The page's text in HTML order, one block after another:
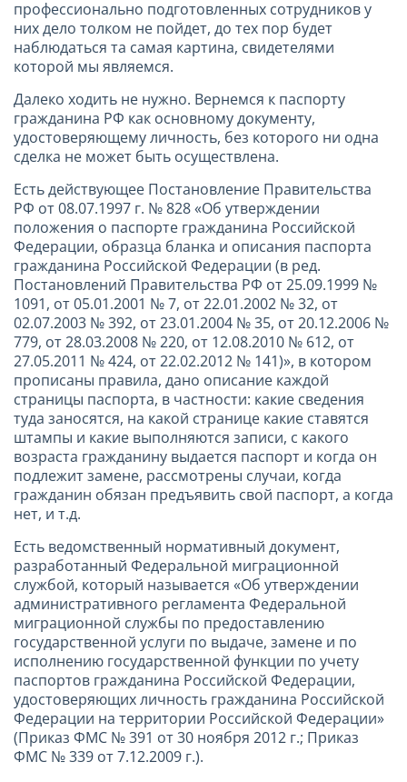
профессионально подготовленных сотрудников у
них дело толком не пойдет, до тех пор будет
наблюдаться та самая картина, свидетелями
которой мы являемся.
Далеко ходить не нужно. Вернемся к паспорту
гражданина РФ как основному документу,
удостоверяющему личность, без которого ни одна
сделка не может быть осуществлена.
Есть действующее Постановление Правительства
РФ от 08.07.1997 г. № 828 «Об утверждении
положения о паспорте гражданина Российской
Федерации, образца бланка и описания паспорта
гражданина Российской Федерации (в ред.
Постановлений Правительства РФ от 25.09.1999 №
1091, от 05.01.2001 № 7, от 22.01.2002 № 32, от
02.07.2003 № 392, от 23.01.2004 № 35, от 20.12.2006 №
779, от 28.03.2008 № 220, от 12.08.2010 № 612, от
27.05.2011 № 424, от 22.02.2012 № 141)», в котором
прописаны правила, дано описание каждой
страницы паспорта, в частности: какие сведения
туда заносятся, на какой странице какие ставятся
штампы и какие выполняются записи, с какого
возраста гражданину выдается паспорт и когда он
подлежит замене, рассмотрены случаи, когда
гражданин обязан предъявить свой паспорт, а когда
нет, и т.д.
Есть ведомственный нормативный документ,
разработанный Федеральной миграционной
службой, который называется «Об утверждении
административного регламента Федеральной
миграционной службы по предоставлению
государственной услуги по выдаче, замене и по
исполнению государственной функции по учету
паспортов гражданина Российской Федерации,
удостоверяющих личность гражданина Российской
Федерации на территории Российской Федерации»
(Приказ ФМС № 391 от 30 ноября 2012 г.; Приказ
ФМС № 339 от 7.12.2009 г.).